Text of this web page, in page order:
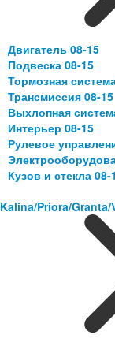
Двигатель 08-15
Подвеска 08-15
Тормозная
Трансмиссия 08-15
Выхлопная
Интерьер 08-15
Рулевое
Кузов и стекла 08-
Kalina/Priora/Granta/